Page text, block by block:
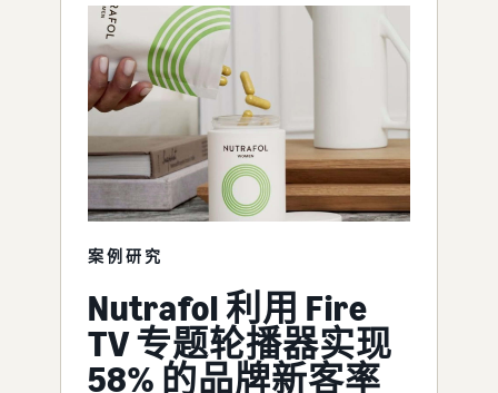
案例研究
Nutrafol 利用 Fire
TV 专题轮播器实现
58% 的品牌新客率